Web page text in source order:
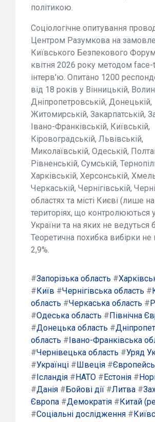
політикою.
Соціологічне опитування
Центром Разумкова на
Київського Безпекового
квітня 2026 року методом
інтерв'ю. Опитано 1200
від 18 років у Вінницькій,
Дніпропетровській, Донецькій,
Житомирській, Закарпатській,
Івано-Франківській, Київській,
Кіровоградській, Львівській,
Миколаївській, Одеській,
Рівненській, Сумській,
Харківській, Херсонській,
Черкаській, Чернігівській,
областях та місті Києві (лише
територіях, що контролюються
України та на яких не ведуться
Теоретична похибка вибірки
2,9%.
#Запорізька область #
#Київ #Чернігівська область #
область #Черкаська область #
#Одеська область #Північна
#Донецька область #
область #Івано-Франківська
#Чернівецька область #Уряд
#Українці #Швеція #
#Ісландія #НАТО #Естонія #
#Данія #Бойові дії #Литва #
Європа #Демократія #Китай
#Соціальні дослідження #